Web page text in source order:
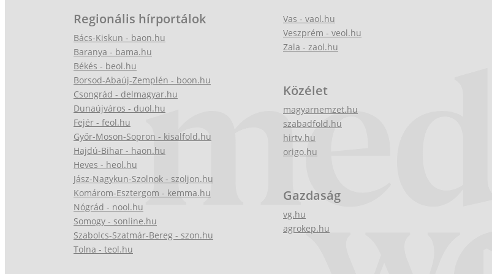
Regionális hírportálok
Bács-Kiskun - baon.hu
Baranya - bama.hu
Békés - beol.hu
Borsod-Abaúj-Zemplén - boon.hu
Csongrád - delmagyar.hu
Dunaújváros - duol.hu
Fejér - feol.hu
Győr-Moson-Sopron - kisalfold.hu
Hajdú-Bihar - haon.hu
Heves - heol.hu
Jász-Nagykun-Szolnok - szoljon.hu
Komárom-Esztergom - kemma.hu
Nógrád - nool.hu
Somogy - sonline.hu
Szabolcs-Szatmár-Bereg - szon.hu
Tolna - teol.hu
Vas - vaol.hu
Veszprém - veol.hu
Zala - zaol.hu
Közélet
magyarnemzet.hu
szabadfold.hu
hirtv.hu
origo.hu
Gazdaság
vg.hu
agrokep.hu